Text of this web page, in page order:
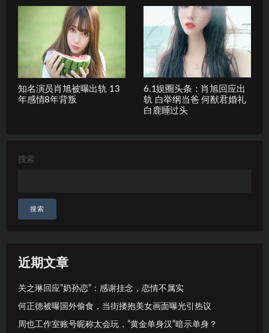
知名演员肖旭被曝出轨 13
年感情8年背叛
6.1娱圈头条：肖旭回应出
轨 白举纲当爸 何猷君婚礼
白鹿睡过头
搜索
搜索
近期文章
关之琳回应”奶孙恋”：感谢挂念，恋情不属实
何正德被曝国外偷食，当街搂抱美女画面曝光引热议
周也工作室账号昵称太会玩，”黄金单身汉”暗示单身？